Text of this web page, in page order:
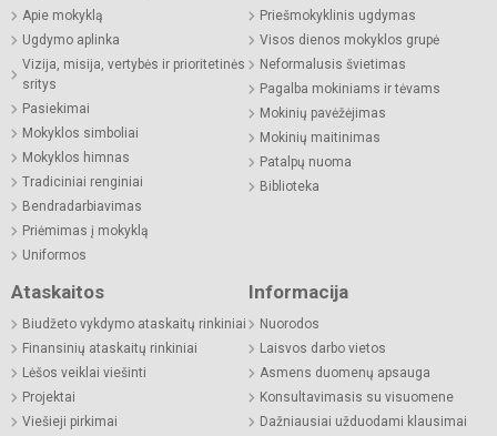
Apie mokyklą
Ugdymo aplinka
Vizija, misija, vertybės ir prioritetinės
sritys
Pasiekimai
Mokyklos simboliai
Mokyklos himnas
Tradiciniai renginiai
Bendradarbiavimas
Priėmimas į mokyklą
Uniformos
Priešmokyklinis ugdymas
Visos dienos mokyklos grupė
Neformalusis švietimas
Pagalba mokiniams ir tėvams
Mokinių pavėžėjimas
Mokinių maitinimas
Patalpų nuoma
Biblioteka
Ataskaitos
Biudžeto vykdymo ataskaitų rinkiniai
Finansinių ataskaitų rinkiniai
Lėšos veiklai viešinti
Projektai
Viešieji pirkimai
Informacija
Nuorodos
Laisvos darbo vietos
Asmens duomenų apsauga
Konsultavimasis su visuomene
Dažniausiai užduodami klausimai